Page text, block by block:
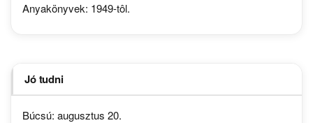
Anyakönyvek: 1949-tôl.
Jó tudni
Búcsú: augusztus 20.